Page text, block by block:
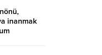
inanmak